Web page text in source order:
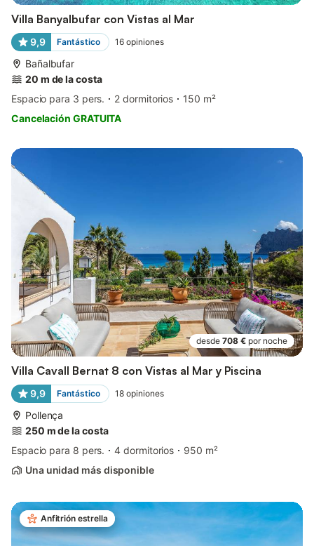
Villa Banyalbufar con Vistas al Mar
9,9 Fantástico 16 opiniones
Bañalbufar
20 m de la costa
Espacio para 3 pers.
2 dormitorios
150 m²
Cancelación GRATUITA
desde 708 € por noche
Villa Cavall Bernat 8 con Vistas al Mar y Piscina
9,9 Fantástico 18 opiniones
Pollença
250 m de la costa
Espacio para 8 pers.
4 dormitorios
950 m²
Una unidad más disponible
Anfitrión estrella